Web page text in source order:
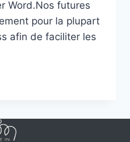
Word.Nos futures
pour la plupart
afin de faciliter les